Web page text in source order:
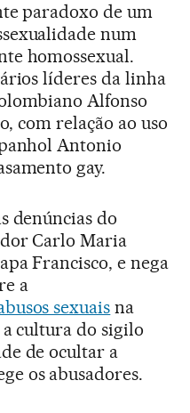
paradoxo de um
num
homossexual.
líderes da linha
Alfonso
com relação ao uso
Antonio
gay.
denúncias do
Carlo Maria
Francisco, e nega
a
sexuais na
cultura do sigilo
de ocultar a
os abusadores.